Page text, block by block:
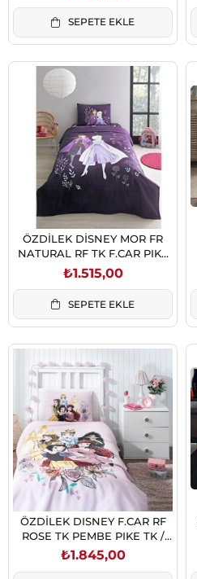
SEPETE EKLE
ÖZDİLEK DİSNEY MOR FR
NATURAL RF TK F.CAR PIKE
TK. 8697353526169
₺1.515,00
SEPETE EKLE
ÖZDİLEK DISNEY F.CAR RF
ROSE TK PEMBE PIKE TK /
8697353558504
₺1.845,00